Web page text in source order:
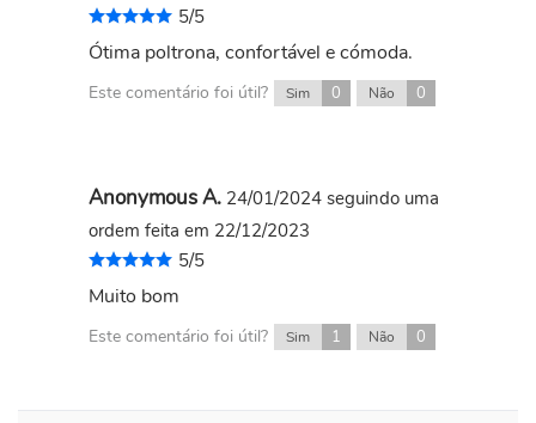
5/5
Ótima poltrona, confortável e cómoda.
Este comentário foi útil? Sim 0 Não 0
Anonymous A. 24/01/2024 seguindo uma
ordem feita em 22/12/2023
5/5
Muito bom
Este comentário foi útil? Sim 1 Não 0